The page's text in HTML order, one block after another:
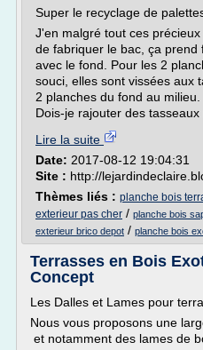
Super le recyclage de
J'en malgré tout ces
de fabriquer le bac, ça
avec le fond. Pour les 2
souci, elles sont vissées aux
2 planches du fond au
Dois-je rajouter des tasseaux
Lire la suite
Date: 2017-08-12 19:04:31
Site : http://
Thèmes liés : planche bois
exterieur pas cher / planche bois
exterieur brico depot / planche bois
Terrasses en Bois
Concept
Les Dalles et Lames pour
Nous vous proposons une
et notamment des lames de